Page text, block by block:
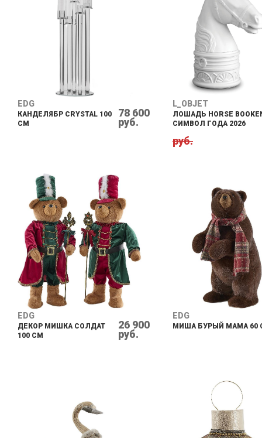
EDG
КАНДЕЛЯБР CRYSTAL 100
CM
78 600
руб.
L_OBJET
ЛОШАДЬ HORSE
СИМВОЛ ГОДА 2026
руб.
EDG
ДЕКОР МИШКА СОЛДАТ
100 СМ
26 900
руб.
EDG
МИША БУРЫЙ МАМА 60